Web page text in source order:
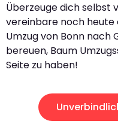
Überzeuge dich selbst
vereinbare noch heute
Umzug von Bonn nach
bereuen, Baum
Seite zu haben!